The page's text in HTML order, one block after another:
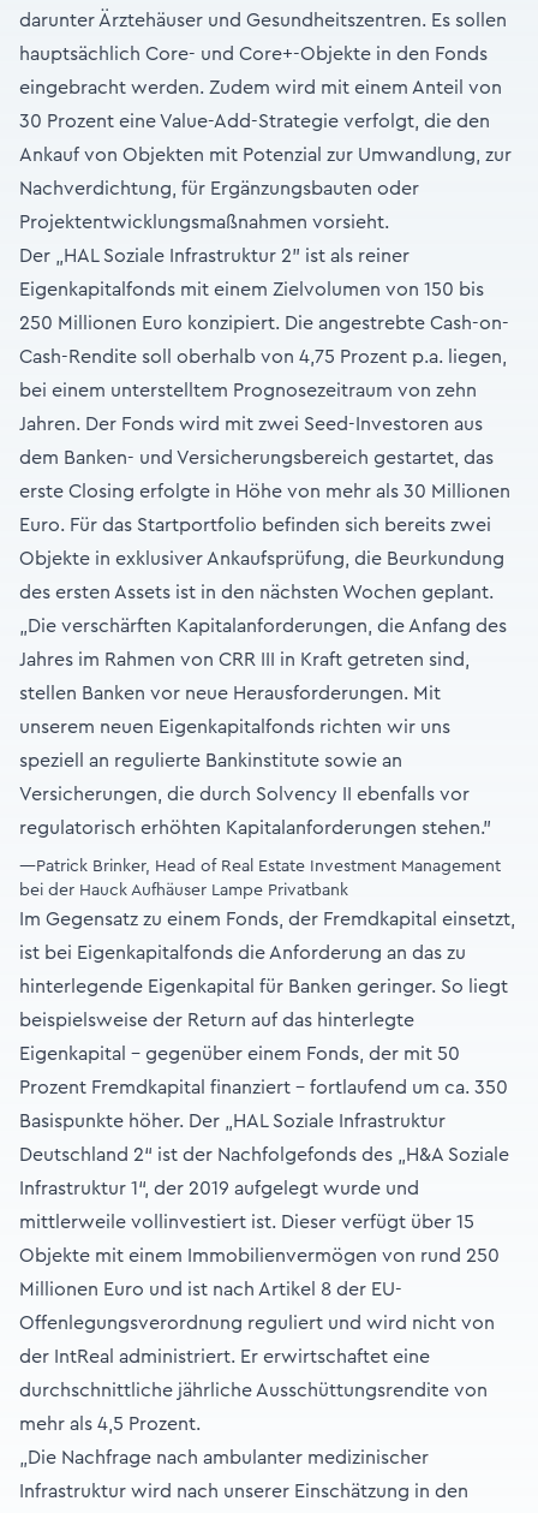
darunter Ärztehäuser und Gesundheitszentren. Es sollen
hauptsächlich Core- und Core+-Objekte in den Fonds
eingebracht werden. Zudem wird mit einem Anteil von
30 Prozent eine Value-Add-Strategie verfolgt, die den
Ankauf von Objekten mit Potenzial zur Umwandlung, zur
Nachverdichtung, für Ergänzungsbauten oder
Projektentwicklungsmaßnahmen vorsieht.
Der „HAL Soziale Infrastruktur 2” ist als reiner
Eigenkapitalfonds mit einem Zielvolumen von 150 bis
250 Millionen Euro konzipiert. Die angestrebte Cash-on-
Cash-Rendite soll oberhalb von 4,75 Prozent p.a. liegen,
bei einem unterstelltem Prognosezeitraum von zehn
Jahren. Der Fonds wird mit zwei Seed-Investoren aus
dem Banken- und Versicherungsbereich gestartet, das
erste Closing erfolgte in Höhe von mehr als 30 Millionen
Euro. Für das Startportfolio befinden sich bereits zwei
Objekte in exklusiver Ankaufsprüfung, die Beurkundung
des ersten Assets ist in den nächsten Wochen geplant.
„Die verschärften Kapitalanforderungen, die Anfang des
Jahres im Rahmen von CRR III in Kraft getreten sind,
stellen Banken vor neue Herausforderungen. Mit
unserem neuen Eigenkapitalfonds richten wir uns
speziell an regulierte Bankinstitute sowie an
Versicherungen, die durch Solvency II ebenfalls vor
regulatorisch erhöhten Kapitalanforderungen stehen."
—Patrick Brinker, Head of Real Estate Investment Management
bei der Hauck Aufhäuser Lampe Privatbank
Im Gegensatz zu einem Fonds, der Fremdkapital einsetzt,
ist bei Eigenkapitalfonds die Anforderung an das zu
hinterlegende Eigenkapital für Banken geringer. So liegt
beispielsweise der Return auf das hinterlegte
Eigenkapital – gegenüber einem Fonds, der mit 50
Prozent Fremdkapital finanziert – fortlaufend um ca. 350
Basispunkte höher. Der „HAL Soziale Infrastruktur
Deutschland 2“ ist der Nachfolgefonds des „H&A Soziale
Infrastruktur 1“, der 2019 aufgelegt wurde und
mittlerweile vollinvestiert ist. Dieser verfügt über 15
Objekte mit einem Immobilienvermögen von rund 250
Millionen Euro und ist nach Artikel 8 der EU-
Offenlegungsverordnung reguliert und wird nicht von
der IntReal administriert. Er erwirtschaftet eine
durchschnittliche jährliche Ausschüttungsrendite von
mehr als 4,5 Prozent.
„Die Nachfrage nach ambulanter medizinischer
Infrastruktur wird nach unserer Einschätzung in den